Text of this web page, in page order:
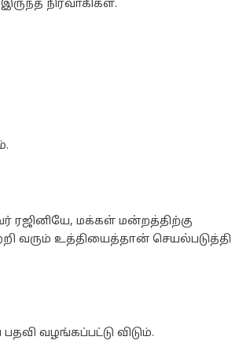
நிர்வாகிகள்.
ரஜினியே, மக்கள் மன்றத்திற்கு
வரும் உத்தியைத்தான் செயல்படுத்தி
பதவி வழங்கப்பட்டு விடும்.